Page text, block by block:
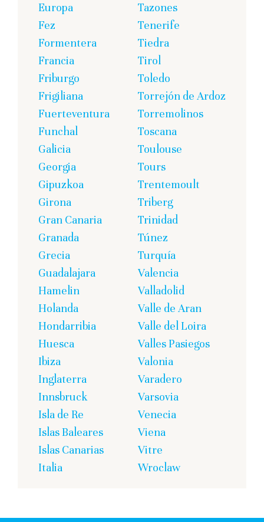
Europa
Fez
Formentera
Francia
Friburgo
Frigiliana
Fuerteventura
Funchal
Galicia
Georgia
Gipuzkoa
Girona
Gran Canaria
Granada
Grecia
Guadalajara
Hamelin
Holanda
Hondarribia
Huesca
Ibiza
Inglaterra
Innsbruck
Isla de Re
Islas Baleares
Islas Canarias
Italia
Tazones
Tenerife
Tiedra
Tirol
Toledo
Torrejón de Ardoz
Torremolinos
Toscana
Toulouse
Tours
Trentemoult
Triberg
Trinidad
Túnez
Turquía
Valencia
Valladolid
Valle de Aran
Valle del Loira
Valles Pasiegos
Valonia
Varadero
Varsovia
Venecia
Viena
Vitre
Wroclaw